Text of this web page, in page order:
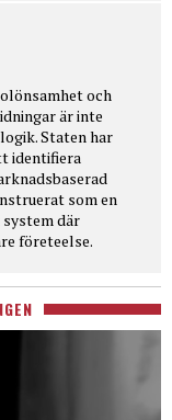
olönsamhet och
är inte
Staten har
identifiera
som en
där
företeelse.